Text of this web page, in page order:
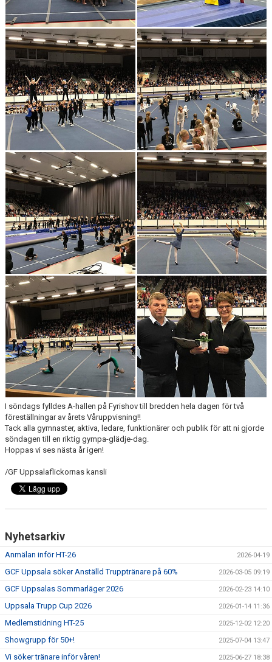
FÖR MEDLEMMAR
PARTNERS
TRYGG IDROTT
FAQ
I söndags fylldes A-hallen på Fyrishov till bredden hela dagen för två
föreställningar av årets Våruppvisning!!
Tack alla gymnaster, aktiva, ledare, funktionärer och publik för att ni gjorde
söndagen till en riktig gympa-glädje-dag.
Hoppas vi ses nästa år igen!
/GF Uppsalaflickornas kansli
Nyhetsarkiv
Anmälan inför HT-26 2026-04-19
GCF Uppsala söker Anställd Trupptränare på 60% 2026-03-05 09:19
GCF Uppsalas Sommarläger 2026 2026-02-23 14:10
Uppsala Trupp Cup 2026 2026-01-14 11:36
Medlemstidning HT-25 2025-12-02 12:20
Showgrupp för 50+! 2025-07-04 13:47
Vi söker tränare inför våren! 2025-06-27 18:38